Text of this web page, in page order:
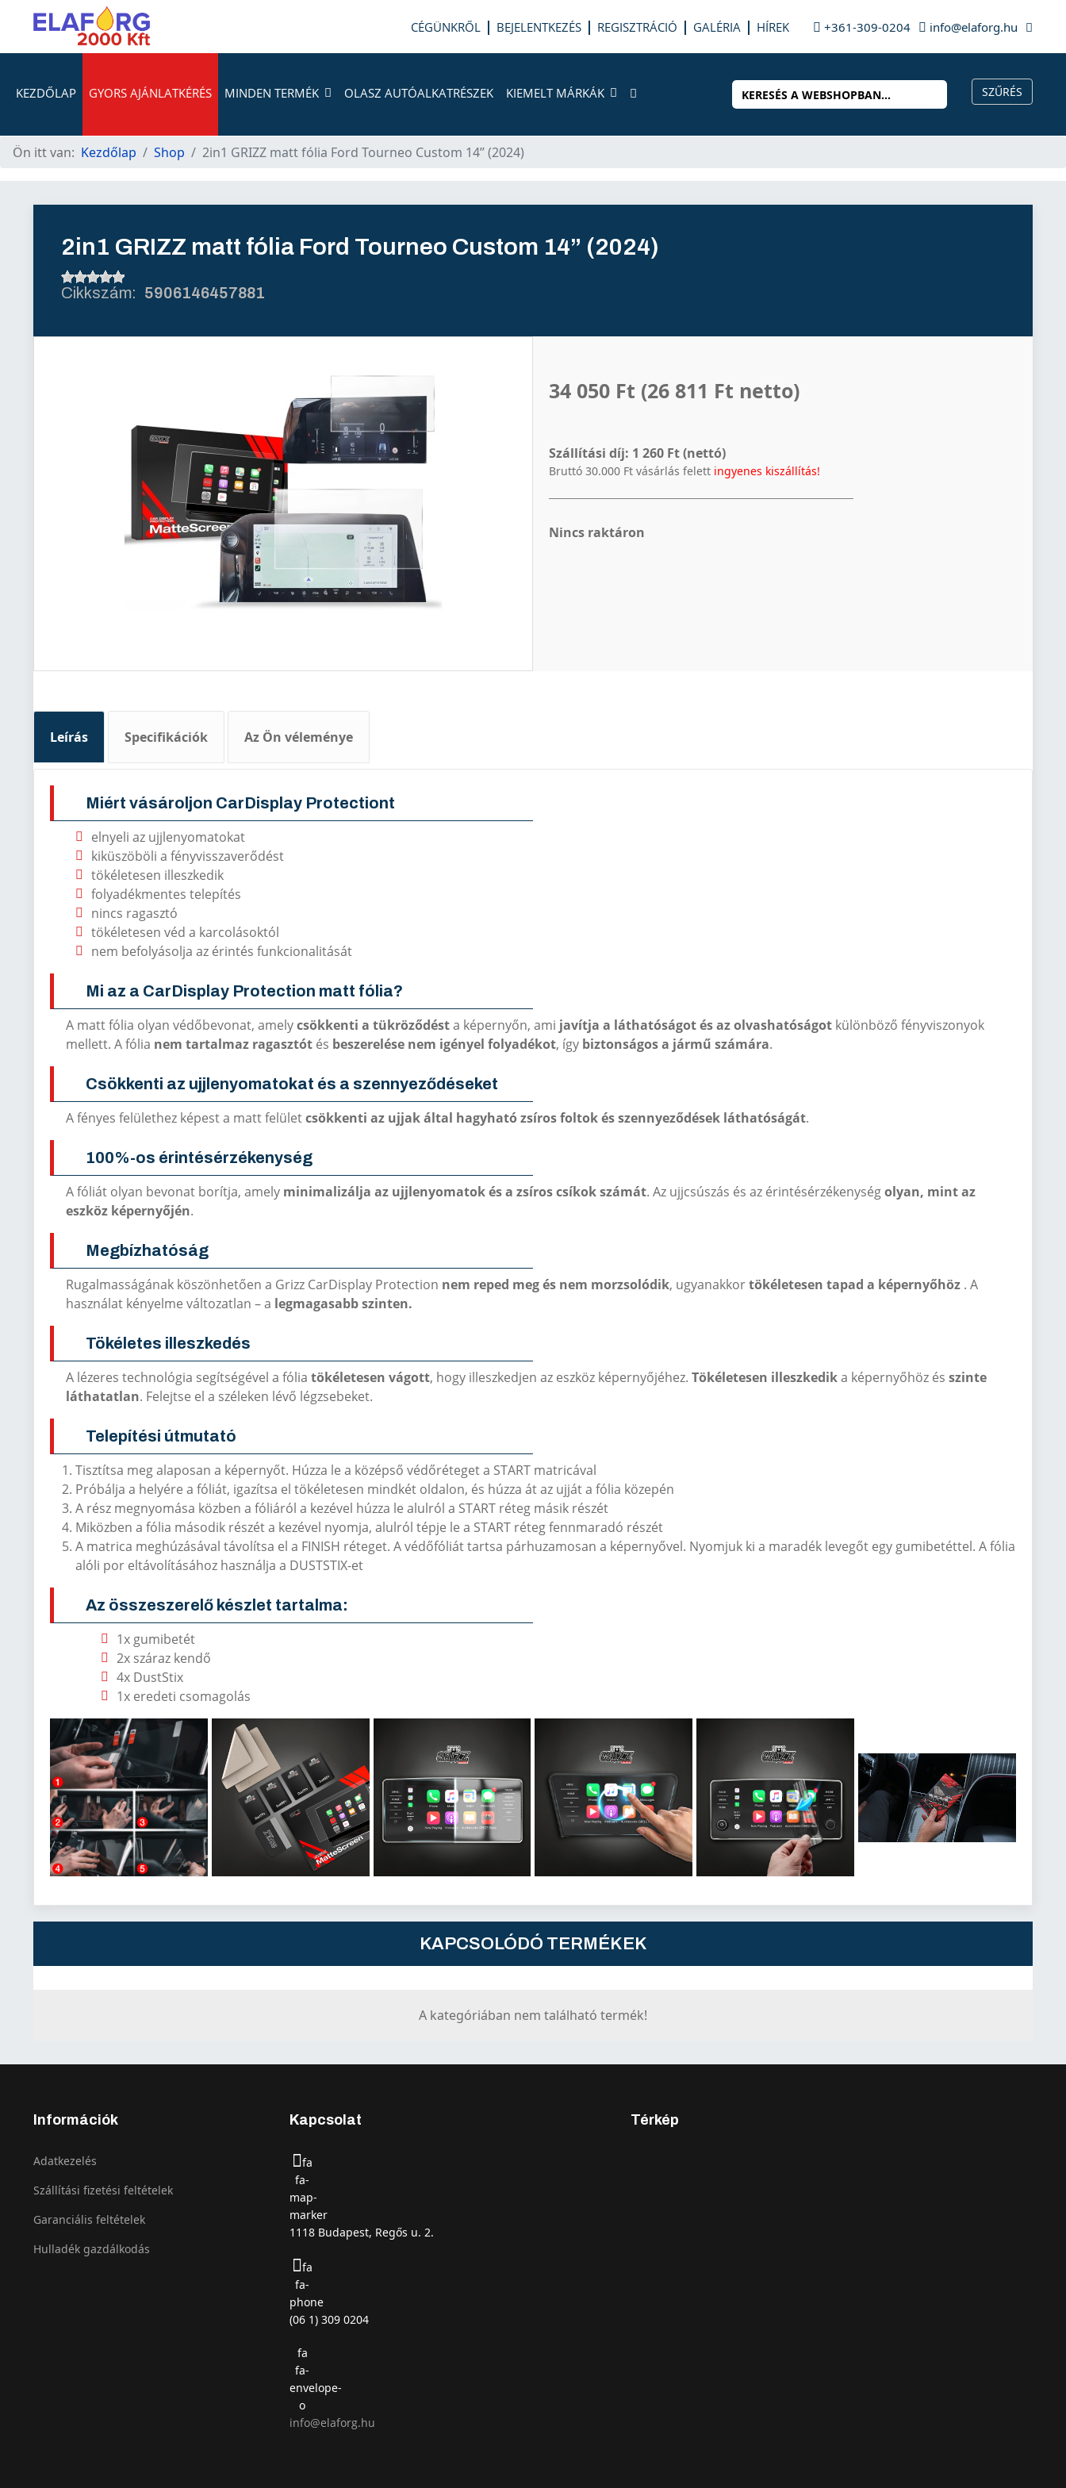
CÉGÜNKRŐL BEJELENTKEZÉS REGISZTRÁCIÓ GALÉRIA HÍREK +361-309-0204 info@elaforg.hu
KEZDŐLAP GYORS AJÁNLATKÉRÉS MINDEN TERMÉK OLASZ AUTÓALKATRÉSZEK KIEMELT MÁRKÁK
Ön itt van: Kezdőlap Shop 2in1 GRIZZ matt fólia Ford Tourneo Custom 14” (2024)
2in1 GRIZZ matt fólia Ford Tourneo Custom 14” (2024)
5906146457881
34 050 Ft (26 811 Ft netto)
Szállítási díj: 1 260 Ft (nettó)
Bruttó 30.000 Ft vásárlás felett ingyenes kiszállítás!
Nincs raktáron
Leírás Specifikációk Az Ön véleménye
Miért vásároljon CarDisplay Protectiont
elnyeli az ujjlenyomatokat
kiküszöböli a fényvisszaverődést
tökéletesen illeszkedik
folyadékmentes telepítés
nincs ragasztó
tökéletesen véd a karcolásoktól
nem befolyásolja az érintés funkcionalitását
Mi az a CarDisplay Protection matt fólia?
A matt fólia olyan védőbevonat, amelycsökkenti a tükröződésta képernyőn, ami javítja a láthatóságot és az olvashatóságot különböző fényviszonyok
mellett. A fólia nem tartalmaz ragasztót és beszerelése nem igényel folyadékot, így biztonságos a jármű számára.
Csökkenti az ujjlenyomatokat és a szennyeződéseket
A fényes felülethez képest a matt felületcsökkenti az ujjak által hagyható zsíros foltok és szennyeződések láthatóságát.
100%-os érintésérzékenység
A fóliát olyan bevonat borítja, amely minimalizálja az ujjlenyomatok és a zsíros csíkok számát. Az ujjcsúszás és az érintésérzékenységolyan, mint az
eszköz képernyőjén.
Megbízhatóság
Rugalmasságának köszönhetően a Grizz CarDisplay Protection nem reped meg és nem morzsolódik, ugyanakkortökéletesen tapad a képernyőhöz . A
használat kényelme változatlan – a legmagasabb szinten.
Tökéletes illeszkedés
A lézeres technológia segítségével a fólia tökéletesen vágott, hogy illeszkedjen az eszköz képernyőjéhez. Tökéletesen illeszkedika képernyőhöz és szinte
láthatatlan. Felejtse el a széleken lévő légzsebeket.
Telepítési útmutató
Tisztítsa meg alaposan a képernyőt. Húzza le a középső védőréteget a START matricával
Próbálja a helyére a fóliát, igazítsa el tökéletesen mindkét oldalon, és húzza át az ujját a fólia közepén
A rész megnyomása közben a fóliáról a kezével húzza le alulról a START réteg másik részét
Miközben a fólia második részét a kezével nyomja, alulról tépje le a START réteg fennmaradó részét
A matrica meghúzásával távolítsa el a FINISH réteget. A védőfóliát tartsa párhuzamosan a képernyővel. Nyomjuk ki a maradék levegőt egy gumibetéttel. A fólia
alóli por eltávolításához használja a DUSTSTIX-et
Az összeszerelő készlet tartalma:
1x gumibetét
2x száraz kendő
4x DustStix
1x eredeti csomagolás
KAPCSOLÓDÓ TERMÉKEK
A kategóriában nem található termék!
Információk
Adatkezelés
Szállítási fizetési feltételek
Garanciális feltételek
Hulladék gazdálkodás
Kapcsolat
fa
fa-
map-
marker
1118 Budapest, Regős u. 2.
fa
fa-
phone
(06 1) 309 0204
fa
fa-
envelope-
o
info@elaforg.hu
Térkép